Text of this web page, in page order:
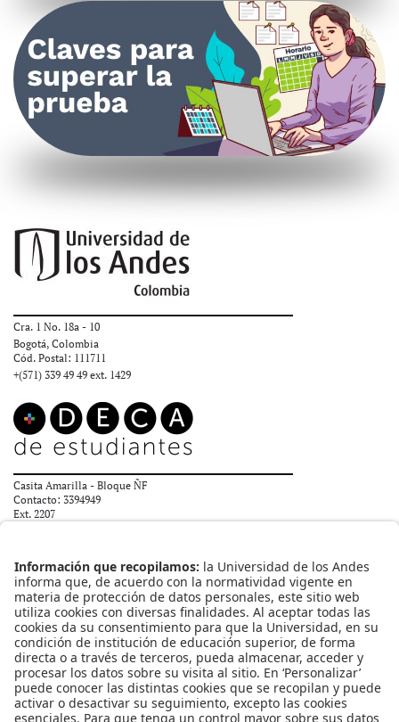
Cra. 1 No. 18a - 10
Bogotá, Colombia
Cód. Postal: 111711
+(571) 339 49 49 ext. 1429
Casita Amarilla - Bloque ÑF
Contacto: 3394949
Ext. 2207
ENLACES RÁPIDOS
DECA de Estudiantes
Ombudsperson
¿Qué es el proyecto Orión?
¿Para quién está diseñado?
REDES SOCIALES